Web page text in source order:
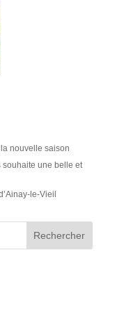
nouvelle saison
souhaite une belle et
le-Vieil